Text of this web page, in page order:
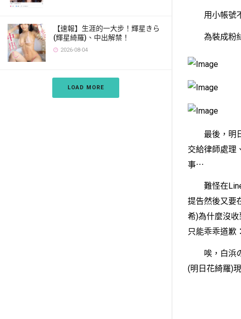
【速報】生涯的一大步！輝星きら
(輝星綺羅)、中出解禁！
2026-08-04
LOAD MORE
用小帳號
為裝成粉絲
最後，明日
交給律師處理
事⋯
難怪在Line
提告然後又要
希)為什麼沒
只能乖乖道歉：
唉，白浜の
(明日花綺羅)